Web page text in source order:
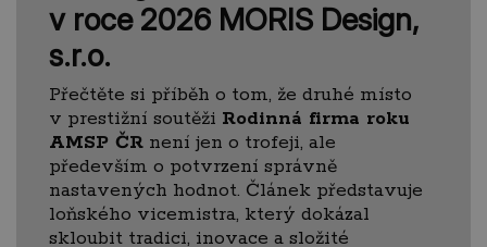
v roce 2026 MORIS Design,
s.r.o.
Přečtěte si příběh o tom, že druhé místo
v prestižní soutěži Rodinná firma roku
AMSP ČR není jen o trofeji, ale
především o potvrzení správně
nastavených hodnot. Článek představuje
loňského vicemistra, který dokázal
skloubit tradici, inovace a složité